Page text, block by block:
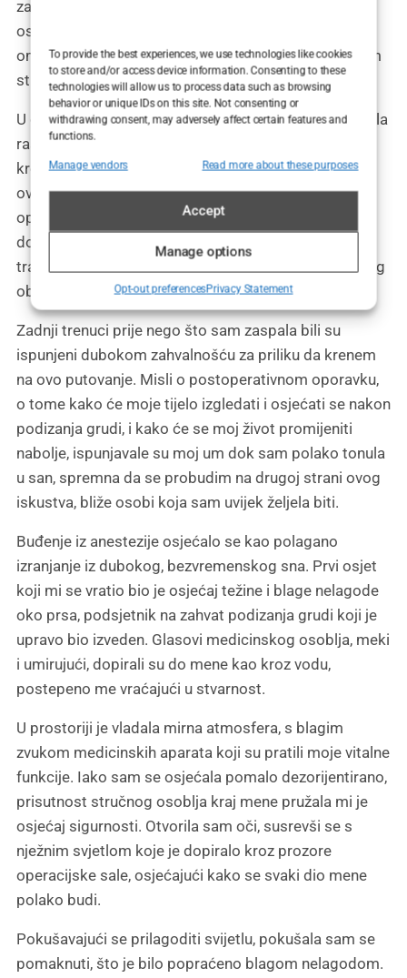
To provide the best experiences, we use technologies like cookies
to store and/or access device information. Consenting to these
technologies will allow us to process data such as browsing
behavior or unique IDs on this site. Not consenting or
withdrawing consent, may adversely affect certain features and
functions.
Manage vendors Read more about these purposes
Accept
Manage options
Opt-out preferencesPrivacy Statement
za tvoj zahvat podizanja grudi,” rekao je s blagim
osmijehom. Njegova sigurnost bila je zarazna,
omogućujući mi da osjetim mirnost unatoč prirodnim
strahovima koji prate bilo koji kirurški zahvat.
U operacijskoj sali, svjetla su bila jaka, a oprema je bila
raspoređena s preciznošću. Medicinsko osoblje
kretalo se s lakoćom, svatko znajući svoju ulogu u
ovom delikatnom procesu. Dok sam ležala na
operacijskom stolu, osjećaj stvarnosti svega što se
događa postao je intenzivan. “Ovo je trenutak
transformacije,” pomislila sam, dok mi je anesteziolog
objašnjavao proces uspavljivanja.
Zadnji trenuci prije nego što sam zaspala bili su
ispunjeni dubokom zahvalnošću za priliku da krenem
na ovo putovanje. Misli o postoperativnom oporavku,
o tome kako će moje tijelo izgledati i osjećati se nakon
podizanja grudi, i kako će se moj život promijeniti
nabolje, ispunjavale su moj um dok sam polako tonula
u san, spremna da se probudim na drugoj strani ovog
iskustva, bliže osobi koja sam uvijek željela biti.
Buđenje iz anestezije osjećalo se kao polagano
izranjanje iz dubokog, bezvremenskog sna. Prvi osjet
koji mi se vratio bio je osjećaj težine i blage nelagode
oko prsa, podsjetnik na zahvat podizanja grudi koji je
upravo bio izveden. Glasovi medicinskog osoblja, meki
i umirujući, dopirali su do mene kao kroz vodu,
postepeno me vraćajući u stvarnost.
U prostoriji je vladala mirna atmosfera, s blagim
zvukom medicinskih aparata koji su pratili moje vitalne
funkcije. Iako sam se osjećala pomalo dezorijentirano,
prisutnost stručnog osoblja kraj mene pružala mi je
osjećaj sigurnosti. Otvorila sam oči, susrevši se s
nježnim svjetlom koje je dopiralo kroz prozore
operacijske sale, osjećajući kako se svaki dio mene
polako budi.
Pokušavajući se prilagoditi svijetlu, pokušala sam se
pomaknuti, što je bilo popraćeno blagom nelagodom.